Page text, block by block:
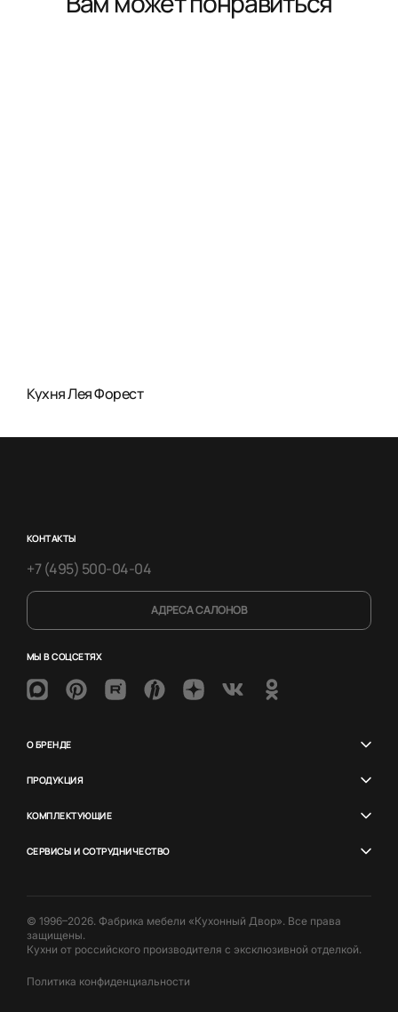
Кухня Лея Форест
КОНТАКТЫ
+7 (495) 500-04-04
АДРЕСА САЛОНОВ
МЫ В СОЦСЕТЯХ
О БРЕНДЕ
ПРОДУКЦИЯ
КОМПЛЕКТУЮЩИЕ
СЕРВИСЫ И СОТРУДНИЧЕСТВО
© 1996–2026. Фабрика мебели «Кухонный Двор». Все права
защищены.
Кухни от российского производителя с эксклюзивной отделкой.
Политика конфиденциальности